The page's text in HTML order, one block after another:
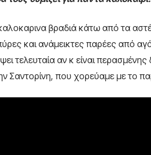
βραδιά κάτω από τα
και ανάμεικτες παρέες από
τελευταία αν κ είναι περασμένης
Σαντορίνη, που χορεύαμε με το